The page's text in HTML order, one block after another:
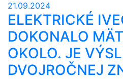
21.09.2024
ELEKTRICKÉ
DOKONALO
OKOLO. JE
DVOJROČNEJ